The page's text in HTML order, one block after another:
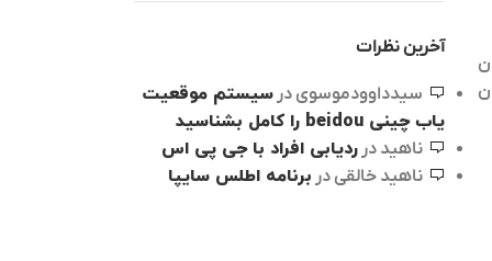
آخرین نظرات
سیدداوودموسوی در سیستم موقعیت
یاب چینی beidou را کامل بشناسید
ناهید در ردیابی افراد با جی پی اس
ناهید خالقی در برنامه اطلس سایپا